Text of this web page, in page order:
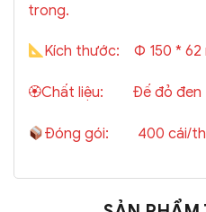
trong.
Kích thước: Φ 150 * 62
🏵Chất liệu: Đế đỏ đen +
Đóng gói: 400 cái/